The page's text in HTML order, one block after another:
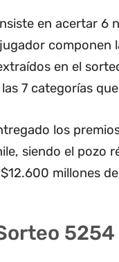
en acertar 6
componen
en el
7 categorías
los
siendo el pozo
millones